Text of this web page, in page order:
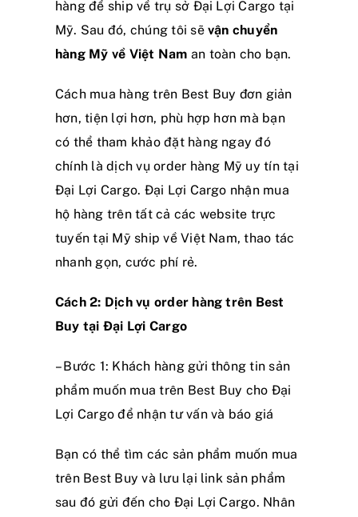
hàng để ship về trụ sở Đại Lợi Cargo tại
Mỹ. Sau đó, chúng tôi sẽ vận chuyển
hàng Mỹ về Việt Nam an toàn cho bạn.
Cách mua hàng trên Best Buy đơn giản
hơn, tiện lợi hơn, phù hợp hơn mà bạn
có thể tham khảo đặt hàng ngay đó
chính là dịch vụ order hàng Mỹ uy tín tại
Đại Lợi Cargo. Đại Lợi Cargo nhận mua
hộ hàng trên tất cả các website trực
tuyến tại Mỹ ship về Việt Nam, thao tác
nhanh gọn, cước phí rẻ.
Cách 2: Dịch vụ order hàng trên Best
Buy tại Đại Lợi Cargo
– Bước 1: Khách hàng gửi thông tin sản
phẩm muốn mua trên Best Buy cho Đại
Lợi Cargo để nhận tư vấn và báo giá
Bạn có thể tìm các sản phẩm muốn mua
trên Best Buy và lưu lại link sản phẩm
sau đó gửi đến cho Đại Lợi Cargo. Nhân